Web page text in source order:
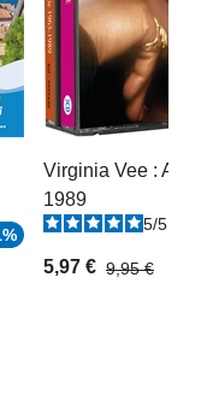
Virginia Vee :
1989
5/5
5,97 € 9,95 €